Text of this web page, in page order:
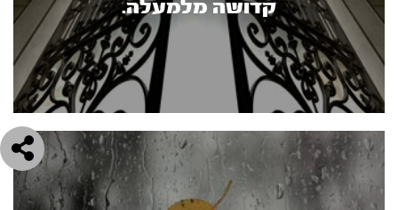
קדושה מלמעלה.